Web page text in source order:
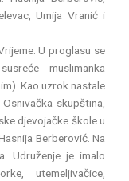
Umija Vranić i
U proglasu se
muslimanka
Kao uzrok nastale
skupština,
djevojačke škole u
Berberović. Na
Udruženje je imalo
utemeljivačice,